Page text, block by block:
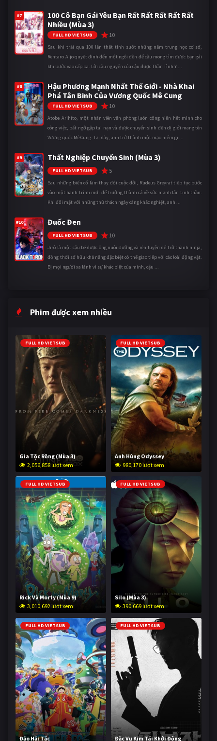
#7
100 Cô Bạn Gái Yêu Bạn Rất Rất Rất Rất Rất
Nhiều (Mùa 3)
FULL HD VIETSUB 10
Sau khi trải qua 100 lần thất tình suốt những năm trung học cơ sở,
Rentaro Aijo quyết định đến một ngôi đền để cầu mong tìm được bạn gái
khi bước vào cấp ba. Lời cầu nguyện của cậu được Thần Tình Y ...
#8
Hậu Phương Mạnh Nhất Thế Giới - Nhà Khai
Phá Tân Binh Của Vương Quốc Mê Cung
FULL HD VIETSUB 10
Atobe Arihito, một nhân viên văn phòng luôn cống hiến hết mình cho
công việc, bất ngờ gặp tai nạn và được chuyển sinh đến dị giới mang tên
Vương quốc Mê Cung. Tại đây, anh trở thành một mạo hiểm gi ...
#9 Thất Nghiệp Chuyển Sinh (Mùa 3)
FULL HD VIETSUB 5
Sau những biến cố làm thay đổi cuộc đời, Rudeus Greyrat tiếp tục bước
vào một hành trình mới để trưởng thành cả về sức mạnh lẫn tinh thần.
Khi đối mặt với những thử thách ngày càng khắc nghiệt, anh ...
#10 Đuốc Đen
FULL HD VIETSUB 10
Jirô là một cậu bé được ông nuôi dưỡng và rèn luyện để trở thành ninja,
đồng thời sở hữu khả năng đặc biệt có thể giao tiếp với các loài động vật.
Bị mọi người xa lánh vì sự khác biệt của mình, cậu ...
Phim được xem nhiều
FULL HD VIETSUB
Gia Tộc Rồng (Mùa 3)
2,056,858 lượt xem
FULL HD VIETSUB
Anh Hùng Odyssey
980,170 lượt xem
FULL HD VIETSUB
Rick Và Morty (Mùa 9)
3,010,692 lượt xem
FULL HD VIETSUB
Silo (Mùa 3)
390,669 lượt xem
FULL HD VIETSUB
Đảo Hải Tặc
FULL HD VIETSUB
Đặc Vụ Kim Tái Khởi Động